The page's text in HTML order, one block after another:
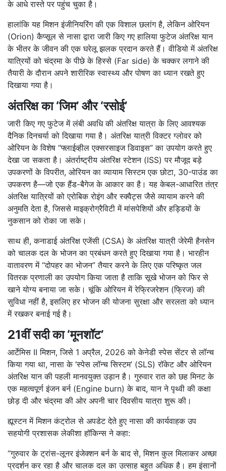
के आधे रास्ते पर पहुंच चुका है।
हालांकि यह मिशन इंजीनियरिंग की एक विशाल छलांग है, लेकिन ओरियन
(Orion) कैप्सूल से नासा द्वारा जारी किए गए हालिया फुटेज अंतरिक्ष यान
के भीतर के जीवन की एक घरेलू झलक प्रदान करते हैं। वीडियो में अंतरिक्ष
यात्रियों को चंद्रमा के पीछे के हिस्से (Far side) के चक्कर लगाने की
तैयारी के दौरान अपने शारीरिक स्वास्थ्य और पोषण का ध्यान रखते हुए
दिखाया गया है।
अंतरिक्ष का ‘जिम’ और ‘रसोई’
जारी किए गए फुटेज में लंबी अवधि की अंतरिक्ष यात्रा के लिए आवश्यक
दैनिक दिनचर्या को दिखाया गया है। अंतरिक्ष यात्री विक्टर ग्लोवर को
ओरियन के विशेष “फ्लाईव्हील एक्सरसाइज डिवाइस” का उपयोग करते हुए
देखा जा सकता है। अंतर्राष्ट्रीय अंतरिक्ष स्टेशन (ISS) पर मौजूद बड़े
उपकरणों के विपरीत, ओरियन का व्यायाम सिस्टम एक छोटा, 30-पाउंड का
उपकरण है—जो एक हैंड-बैगेज के आकार का है। यह केबल-आधारित तंत्र
अंतरिक्ष यात्रियों को एरोबिक रोइंग और स्क्वैट्स जैसे व्यायाम करने की
अनुमति देता है, जिससे माइक्रोग्रैविटी में मांसपेशियों और हड्डियों के
नुकसान को रोका जा सके।
साथ ही, कनाडाई अंतरिक्ष एजेंसी (CSA) के अंतरिक्ष यात्री जेरेमी हैनसेन
को चालक दल के भोजन का प्रबंधन करते हुए दिखाया गया है। भारहीन
वातावरण में “दोपहर का भोजन” तैयार करने के लिए एक परिष्कृत जल
वितरक प्रणाली का उपयोग किया जाता है ताकि सूखे भोजन को फिर से
खाने योग्य बनाया जा सके। चूंकि ओरियन में रेफ्रिजरेशन (फ्रिज) की
सुविधा नहीं है, इसलिए हर भोजन की योजना सुरक्षा और सरलता को ध्यान
में रखकर बनाई गई है।
21वीं सदी का ‘मूनशॉट’
आर्टेमिस II मिशन, जिसे 1 अप्रैल, 2026 को केनेडी स्पेस सेंटर से लॉन्च
किया गया था, नासा के ‘स्पेस लॉन्च सिस्टम’ (SLS) रॉकेट और ओरियन
अंतरिक्ष यान की पहली मानवयुक्त उड़ान है। गुरुवार रात को छह मिनट के
एक महत्वपूर्ण इंजन बर्न (Engine burn) के बाद, यान ने पृथ्वी की कक्षा
छोड़ दी और चंद्रमा की ओर अपनी चार दिवसीय यात्रा शुरू की।
ह्यूस्टन में मिशन कंट्रोल से अपडेट देते हुए नासा की कार्यवाहक उप
सहयोगी प्रशासक लेकीशा हॉकिन्स ने कहा:
“गुरुवार के ट्रांस-लूनर इंजेक्शन बर्न के बाद से, मिशन कुल मिलाकर अच्छा
प्रदर्शन कर रहा है और चालक दल का उत्साह बहुत अधिक है। हम इंसानों